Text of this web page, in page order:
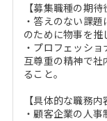
【募集職種の期待
・答えのない課
のために物事を推
・プロフェッシ
互尊重の精神で
ること。
【具体的な職務内
・顧客企業の人